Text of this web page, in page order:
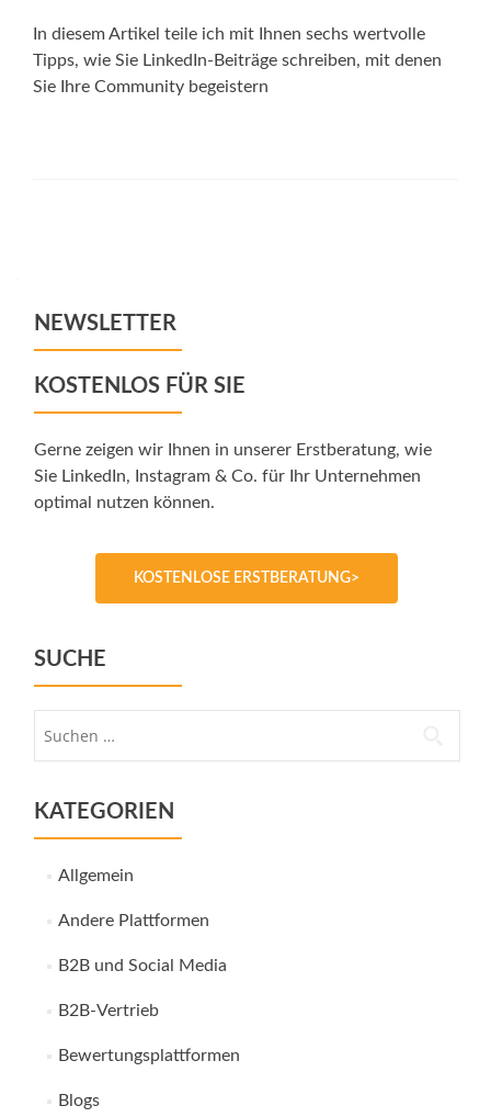
In diesem Artikel teile ich mit Ihnen sechs wertvolle
Tipps, wie Sie LinkedIn-Beiträge schreiben, mit denen
Sie Ihre Community begeistern
NEWSLETTER
KOSTENLOS FÜR SIE
Gerne zeigen wir Ihnen in unserer Erstberatung, wie
Sie LinkedIn, Instagram & Co. für Ihr Unternehmen
optimal nutzen können.
KOSTENLOSE ERSTBERATUNG>
SUCHE
KATEGORIEN
Allgemein
Andere Plattformen
B2B und Social Media
B2B-Vertrieb
Bewertungsplattformen
Blogs